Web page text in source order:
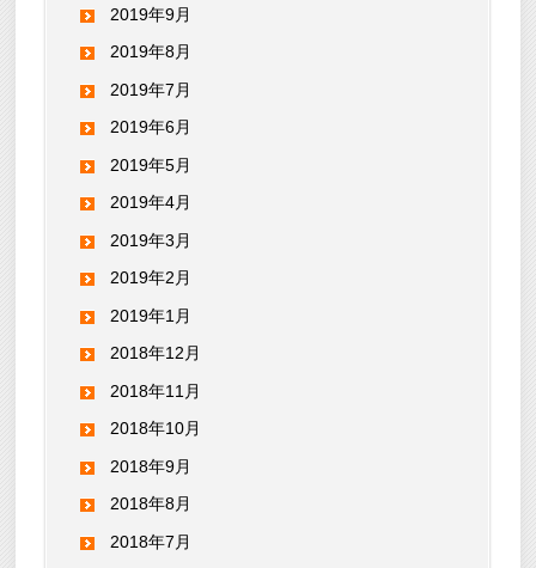
2019年9月
2019年8月
2019年7月
2019年6月
2019年5月
2019年4月
2019年3月
2019年2月
2019年1月
2018年12月
2018年11月
2018年10月
2018年9月
2018年8月
2018年7月